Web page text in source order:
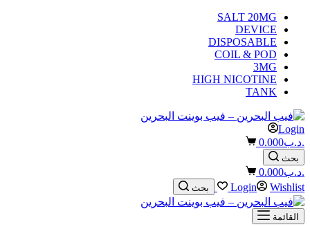
SALT 20MG
DEVICE
DISPOSABLE
COIL & POD
3MG
HIGH NICOTINE
TANK
Login
Shopping
cart
.د.ب0.000
بحث
Shopping
cart
.د.ب0.000
Login
Wishlist بحث
القائمة